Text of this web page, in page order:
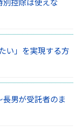
い」を実現する方
男が受託者のま